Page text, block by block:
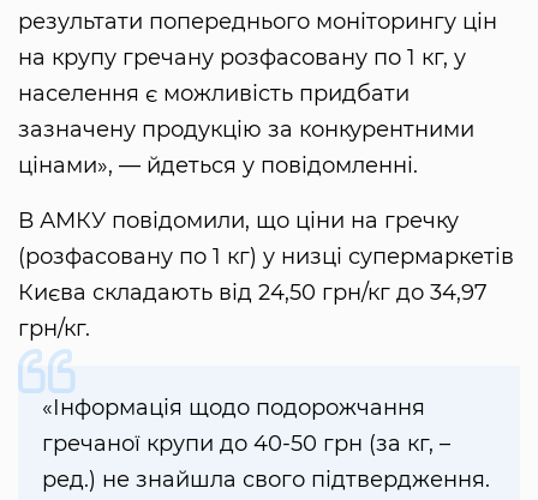
результати попереднього моніторингу цін
на крупу гречану розфасовану по 1 кг, у
населення є можливість придбати
зазначену продукцію за конкурентними
цінами», — йдеться у повідомленні.
В АМКУ повідомили, що ціни на гречку
(розфасовану по 1 кг) у низці супермаркетів
Києва складають від 24,50 грн/кг до 34,97
грн/кг.
«Інформація щодо подорожчання
гречаної крупи до 40-50 грн (за кг, –
ред.) не знайшла свого підтвердження.